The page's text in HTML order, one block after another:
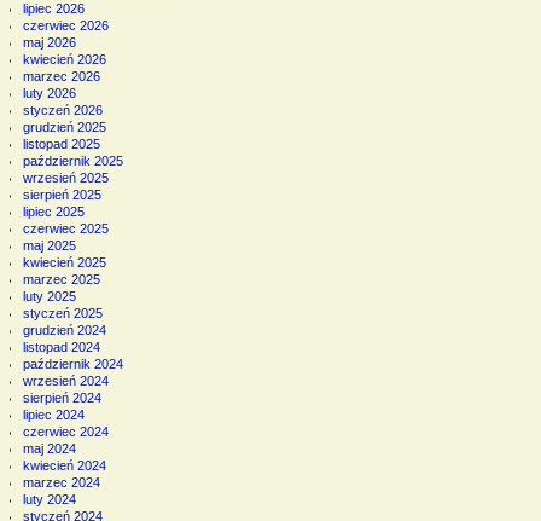
lipiec 2026
czerwiec 2026
maj 2026
kwiecień 2026
marzec 2026
luty 2026
styczeń 2026
grudzień 2025
listopad 2025
październik 2025
wrzesień 2025
sierpień 2025
lipiec 2025
czerwiec 2025
maj 2025
kwiecień 2025
marzec 2025
luty 2025
styczeń 2025
grudzień 2024
listopad 2024
październik 2024
wrzesień 2024
sierpień 2024
lipiec 2024
czerwiec 2024
maj 2024
kwiecień 2024
marzec 2024
luty 2024
styczeń 2024